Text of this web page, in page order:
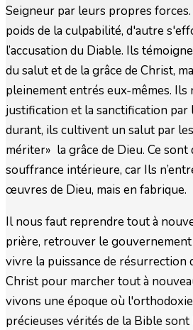
Seigneur par leurs propres
poids de la culpabilité, d'autre
l’accusation du Diable. Ils
du salut et de la grâce de Christ,
pleinement entrés eux-mêmes.
justification et la sanctification par
durant, ils cultivent un salut par
mériter» la grâce de Dieu. Ce sont
souffrance intérieure, car Ils
œuvres de Dieu, mais en fabrique.
Il nous faut reprendre tout à
prière, retrouver le
vivre la puissance de résurrection
Christ pour marcher tout à
vivons une époque où
précieuses vérités de la Bible